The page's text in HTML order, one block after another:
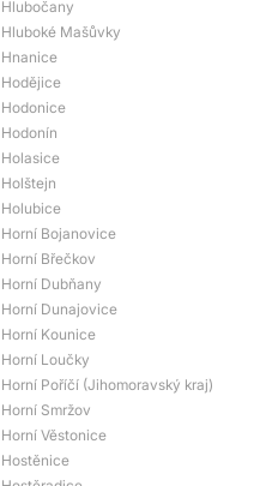
Hlubočany
Hluboké Mašůvky
Hnanice
Hodějice
Hodonice
Hodonín
Holasice
Holštejn
Holubice
Horní Bojanovice
Horní Břečkov
Horní Dubňany
Horní Dunajovice
Horní Kounice
Horní Loučky
Horní Poříčí (Jihomoravský kraj)
Horní Smržov
Horní Věstonice
Hostěnice